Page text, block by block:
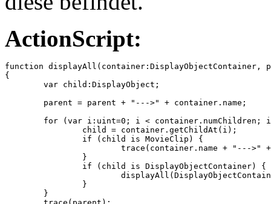
ActionScript:
function displayAll(container:DisplayObjectContainer,
{